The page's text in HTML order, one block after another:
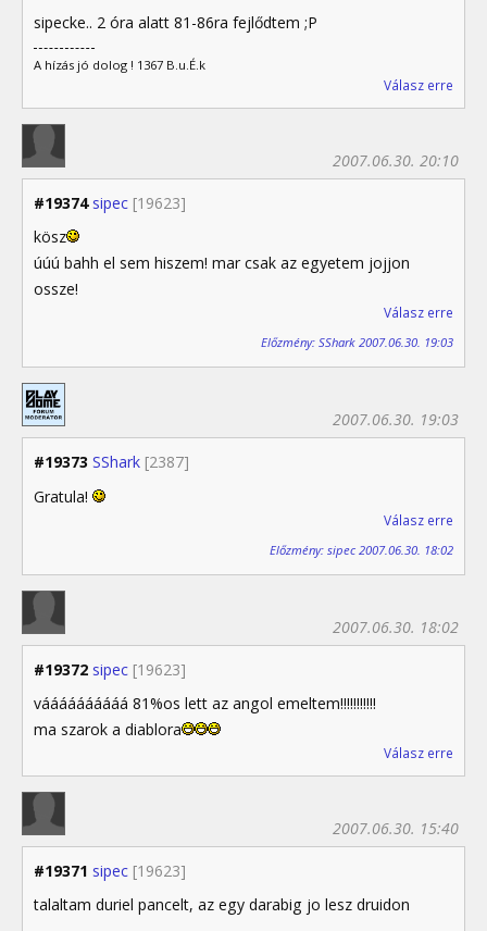
sipecke.. 2 óra alatt 81-86ra fejlődtem ;P
A hízás jó dolog ! 1367 B.u.É.k
Válasz erre
#19374 sipec [19623]
2007.06.30. 20:10
kösz
úúú bahh el sem hiszem! mar csak az egyetem jojjon
ossze!
Válasz erre
Előzmény: SShark 2007.06.30. 19:03
#19373 SShark [2387]
2007.06.30. 19:03
Gratula!
Válasz erre
Előzmény: sipec 2007.06.30. 18:02
#19372 sipec [19623]
2007.06.30. 18:02
váááááááááá 81%os lett az angol emeltem!!!!!!!!!!!
ma szarok a diablora
Válasz erre
#19371 sipec [19623]
2007.06.30. 15:40
talaltam duriel pancelt, az egy darabig jo lesz druidon